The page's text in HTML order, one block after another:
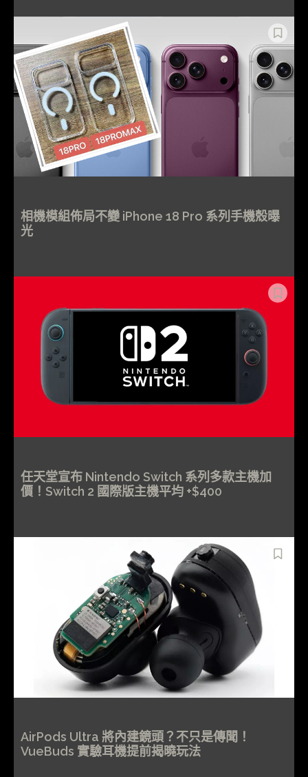
相機模組佈局不變 iPhone 18 Pro 系列手機殼曝
光
任天堂宣布 Nintendo Switch 系列多款主機加
價！Switch 2 國際版主機平均 +$400
AirPods Ultra 將內建鏡頭？不只是傳聞！
VueBuds 實驗耳機提前揭曉玩法